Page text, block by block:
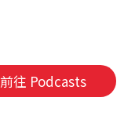
前往 Podcasts